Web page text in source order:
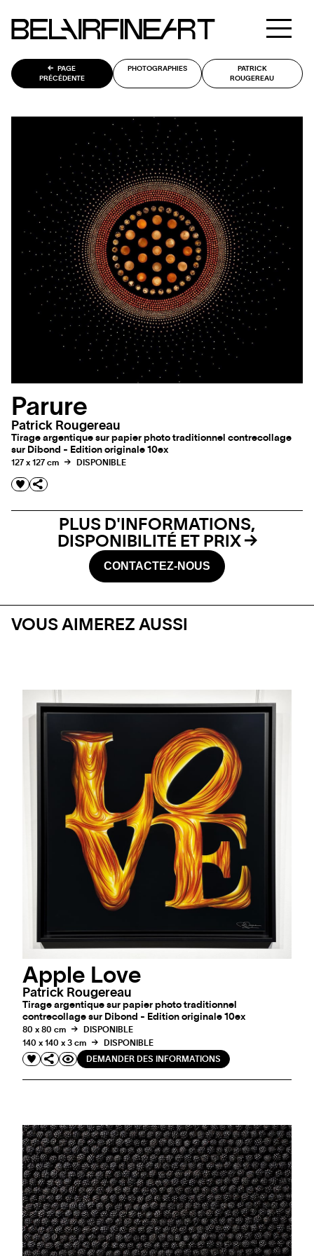
PAGE
PRÉCÉDENTE
PHOTOGRAPHIES
PATRICK
ROUGEREAU
Parure
Patrick Rougereau
Tirage argentique sur papier photo traditionnel contrecollage
sur Dibond - Edition originale 10ex
127 x 127 cm DISPONIBLE
PLUS D'INFORMATIONS,
DISPONIBILITÉ ET PRIX
CONTACTEZ-NOUS
VOUS AIMEREZ AUSSI
Apple Love
Patrick Rougereau
Tirage argentique sur papier photo traditionnel
contrecollage sur Dibond - Edition originale 10ex
80 x 80 cm
DISPONIBLE
140 x 140 x 3 cm
DISPONIBLE
DEMANDER DES INFORMATIONS